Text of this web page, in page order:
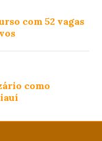
com 52 vagas
como